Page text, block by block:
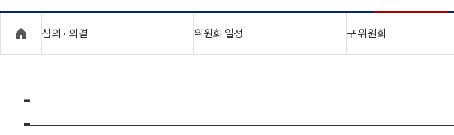
보
보
위
심의 · 의결 위원회 일정 구 위원회
-